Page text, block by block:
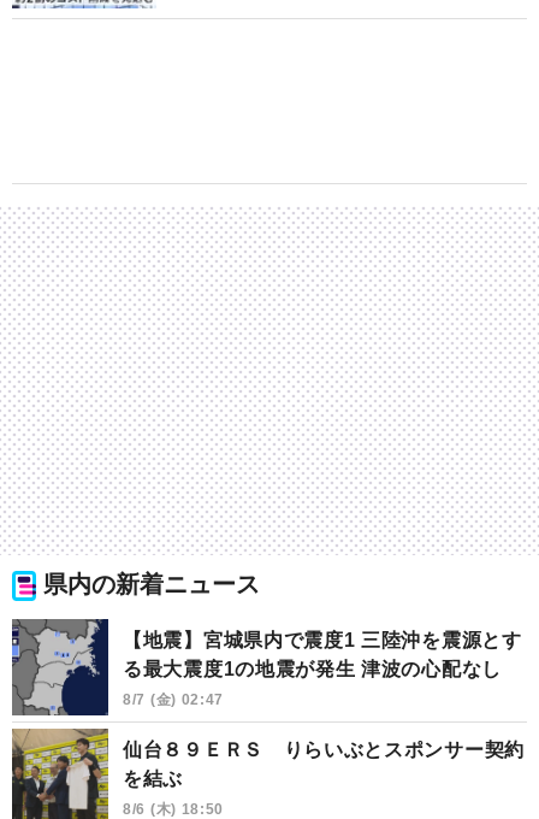
県内の新着ニュース
【地震】宮城県内で震度1 三陸沖を震源とす
る最大震度1の地震が発生 津波の心配なし
8/7 (金) 02:47
仙台８９ＥＲＳ りらいぶとスポンサー契約
を結ぶ
8/6 (木) 18:50